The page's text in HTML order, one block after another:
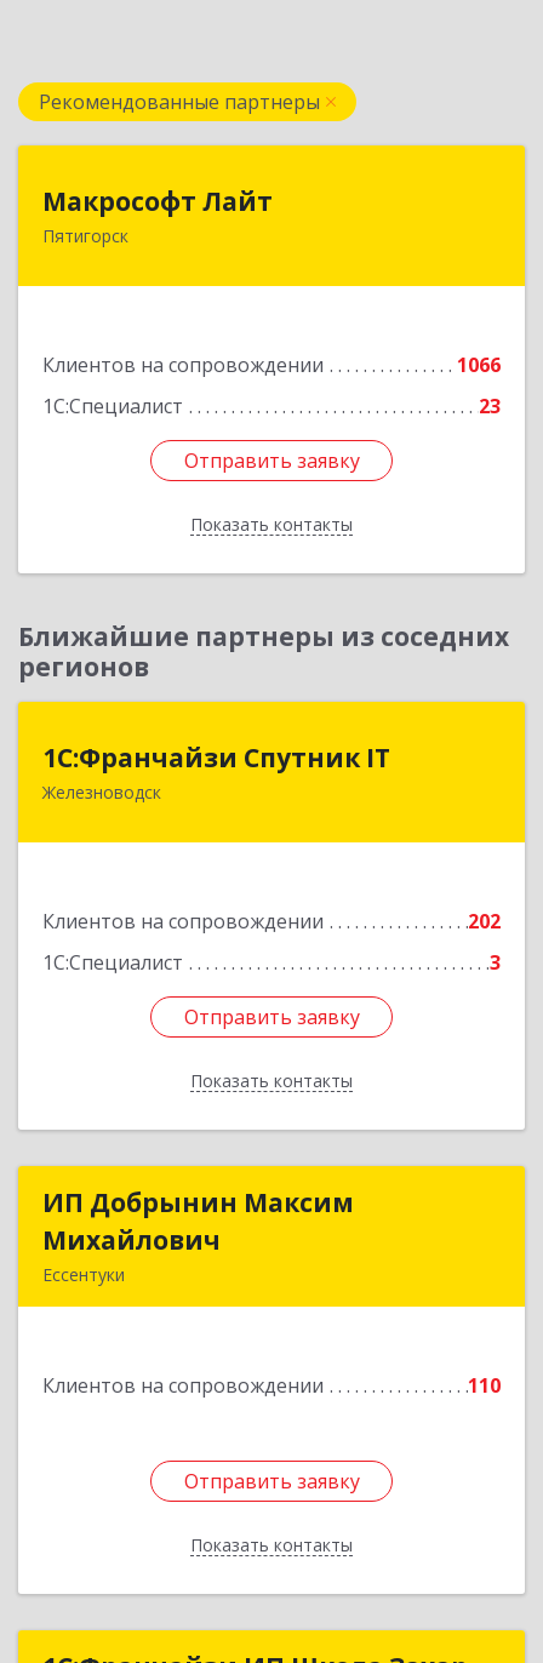
Рекомендованные партнеры
Макрософт Лайт
Пятигорск
Клиентов на сопровождении
1066
1С:Специалист
23
Отправить заявку
Показать контакты
357501, Ставропольский край, Пятигорск г,
Отправить заявку
Назад
Ближайшие партнеры из соседних
регионов
1С:Франчайзи Спутник IT
Железноводск
Клиентов на сопровождении
202
1С:Специалист
3
Отправить заявку
Показать контакты
1С:Франчайзи Спутник IT
357430, Ставропольский край, город-курорт
Подробнее
Отправить заявку
Назад
ИП Добрынин Максим
Михайлович
Ессентуки
Клиентов на сопровождении 110
Отправить заявку
Показать контакты
ИП Добрынин Максим
Подробнее
Отправить заявку
Назад